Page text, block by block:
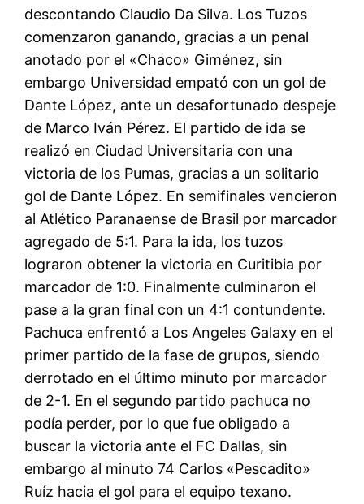
descontando Claudio Da Silva. Los Tuzos
comenzaron ganando, gracias a un penal
anotado por el «Chaco» Giménez, sin
embargo Universidad empató con un gol de
Dante López, ante un desafortunado despeje
de Marco Iván Pérez. El partido de ida se
realizó en Ciudad Universitaria con una
victoria de los Pumas, gracias a un solitario
gol de Dante López. En semifinales vencieron
al Atlético Paranaense de Brasil por marcador
agregado de 5:1. Para la ida, los tuzos
lograron obtener la victoria en Curitibia por
marcador de 1:0. Finalmente culminaron el
pase a la gran final con un 4:1 contundente.
Pachuca enfrentó a Los Angeles Galaxy en el
primer partido de la fase de grupos, siendo
derrotado en el último minuto por marcador
de 2-1. En el segundo partido pachuca no
podía perder, por lo que fue obligado a
buscar la victoria ante el FC Dallas, sin
embargo al minuto 74 Carlos «Pescadito»
Ruíz hacia el gol para el equipo texano.